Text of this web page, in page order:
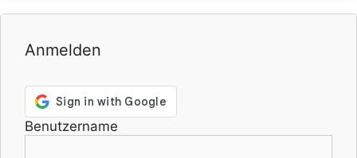
Anmelden
Benutzername